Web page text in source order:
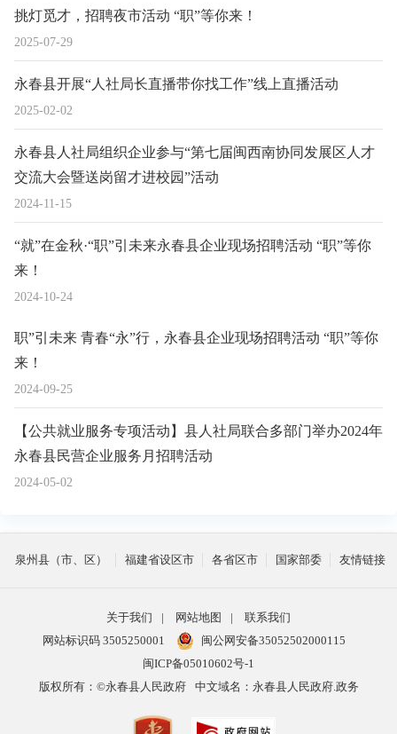
2025-07-29
挑灯觅才，招聘夜市活动 “职”等你来！
2025-02-02
永春县开展“人社局长直播带你找工作”线上直播活动
2024-11-15
永春县人社局组织企业参与“第七届闽西南协同发展区人才
交流大会暨送岗留才进校园”活动
2024-10-24
“就”在金秋·“职”引未来永春县企业现场招聘活动 “职”等你
来！
2024-09-25
职”引未来 青春“永”行，永春县企业现场招聘活动 “职”等你
来！
2024-05-02
【公共就业服务专项活动】县人社局联合多部门举办2024年
永春县民营企业服务月招聘活动
泉州县（市、区） 福建省设区市 各省区市 国家部委 友情链接
关于我们 | 网站地图 |
联系我们
网站标识码 3505250001
闽公网安备35052502000115
闽ICP备05010602号-1
版权所有：©永春县人民政府
中文域名：永春县人民政府.政务